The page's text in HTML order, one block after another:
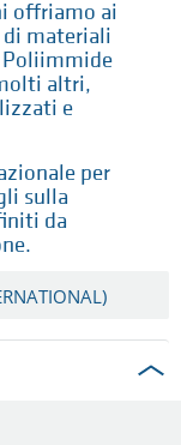
offriamo ai
materiali
Poliimmide
altri,
e
per
sulla
da